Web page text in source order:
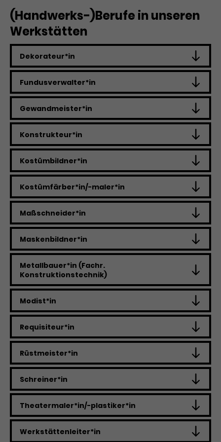
verschiedene Websites hinweg.
(Handwerks-)Berufe in unseren
Werkstätten
Dekorateur*in
Fundusverwalter*in
Gewandmeister*in
Konstrukteur*in
Kostümbildner*in
Kostümfärber*in/-maler*in
Maßschneider*in
Maskenbildner*in
Metallbauer*in (Fachr.
Konstruktionstechnik)
Modist*in
Requisiteur*in
Rüstmeister*in
Schreiner*in
Theatermaler*in/-plastiker*in
Werkstättenleiter*in